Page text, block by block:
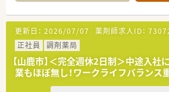
更新日： 2026/07/07 薬剤師求人ID：
正社員
調剤薬局
【山鹿市】＜完全週休2日制＞中途入社
業もほぼ無し！ワークライフバラン